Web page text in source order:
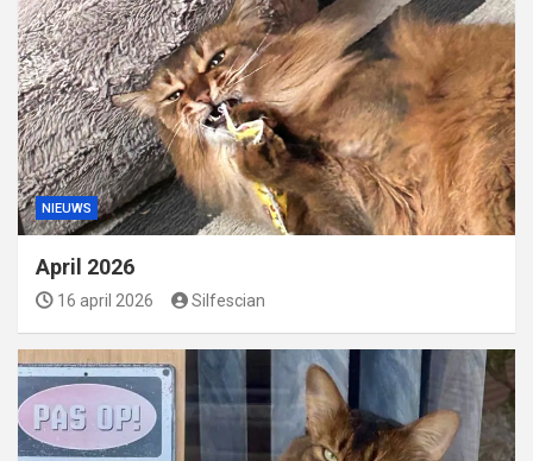
NIEUWS
April 2026
16 april 2026 Silfescian